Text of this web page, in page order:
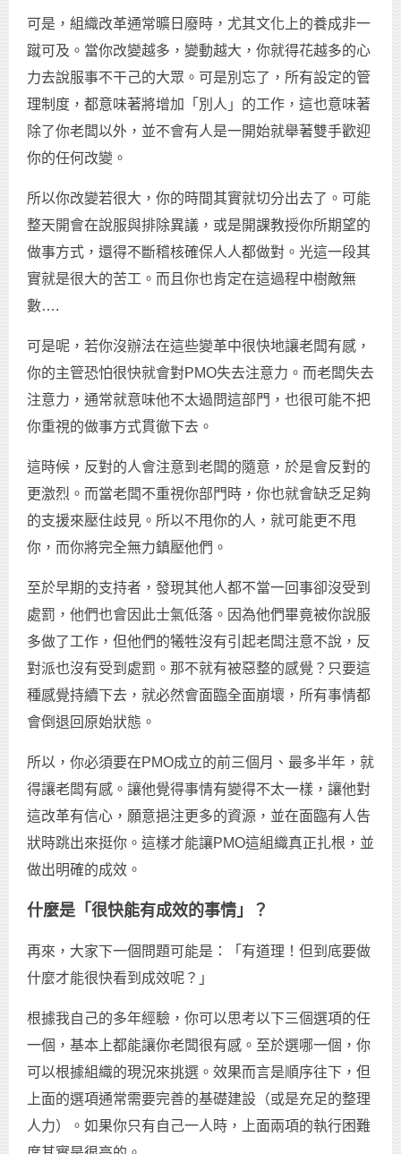
可是，組織改革通常曠日廢時，尤其文化上的養成非一
蹴可及。當你改變越多，變動越大，你就得花越多的心
力去說服事不干己的大眾。可是別忘了，所有設定的管
理制度，都意味著將增加「別人」的工作，這也意味著
除了你老闆以外，並不會有人是一開始就舉著雙手歡迎
你的任何改變。
所以你改變若很大，你的時間其實就切分出去了。可能
整天開會在說服與排除異議，或是開課教授你所期望的
做事方式，還得不斷稽核確保人人都做對。光這一段其
實就是很大的苦工。而且你也肯定在這過程中樹敵無
數….
可是呢，若你沒辦法在這些變革中很快地讓老闆有感，
你的主管恐怕很快就會對PMO失去注意力。而老闆失去
注意力，通常就意味他不太過問這部門，也很可能不把
你重視的做事方式貫徹下去。
這時候，反對的人會注意到老闆的隨意，於是會反對的
更激烈。而當老闆不重視你部門時，你也就會缺乏足夠
的支援來壓住歧見。所以不甩你的人，就可能更不甩
你，而你將完全無力鎮壓他們。
至於早期的支持者，發現其他人都不當一回事卻沒受到
處罰，他們也會因此士氣低落。因為他們畢竟被你說服
多做了工作，但他們的犧牲沒有引起老闆注意不說，反
對派也沒有受到處罰。那不就有被惡整的感覺？只要這
種感覺持續下去，就必然會面臨全面崩壞，所有事情都
會倒退回原始狀態。
所以，你必須要在PMO成立的前三個月、最多半年，就
得讓老闆有感。讓他覺得事情有變得不太一樣，讓他對
這改革有信心，願意挹注更多的資源，並在面臨有人告
狀時跳出來挺你。這樣才能讓PMO這組織真正扎根，並
做出明確的成效。
什麼是「很快能有成效的事情」？
再來，大家下一個問題可能是：「有道理！但到底要做
什麼才能很快看到成效呢？」
根據我自己的多年經驗，你可以思考以下三個選項的任
一個，基本上都能讓你老闆很有感。至於選哪一個，你
可以根據組織的現況來挑選。效果而言是順序往下，但
上面的選項通常需要完善的基礎建設（或是充足的整理
人力）。如果你只有自己一人時，上面兩項的執行困難